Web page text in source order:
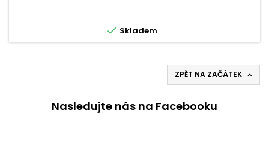
 Skladem
ZPĚT NA ZAČÁTEK 
Nasledujte nás na Facebooku